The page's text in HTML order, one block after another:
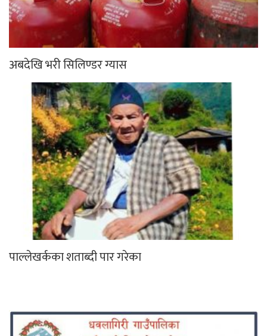
अबदेखि भरी सिलिण्डर ग्यास
पाल्लेखर्कका शताब्दी पार गरेका